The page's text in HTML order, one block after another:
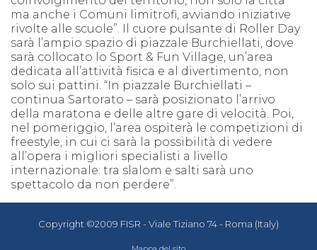
ma anche i Comuni limitrofi, avviando iniziative
rivolte alle scuole”. Il cuore pulsante di Roller Day
sarà l’ampio spazio di piazzale Burchiellati, dove
sarà collocato lo Sport & Fun Village, un’area
dedicata all’attività fisica e al divertimento, non
solo sui pattini. “In piazzale Burchiellati –
continua Sartorato – sarà posizionato l’arrivo
della maratona e delle altre gare di velocità. Poi,
nel pomeriggio, l’area ospiterà le competizioni di
freestyle, in cui ci sarà la possibilità di vedere
all’opera i migliori specialisti a livello
internazionale: tra slalom e salti sarà uno
spettacolo da non perdere”.
Copyright ©2009 FISR - Viale Tiziano 74 - Roma (Italy)